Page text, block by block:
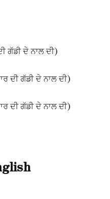
ਗੱਡੀ ਦੇ ਨਾਲ ਦੀ)
ਦੀ ਗੱਡੀ ਦੇ ਨਾਲ ਦੀ)
ਦੀ ਗੱਡੀ ਦੇ ਨਾਲ ਦੀ)